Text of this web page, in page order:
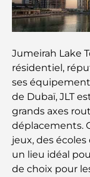
complet
Safari de
une
Les
au service
célèbres
Jumeirah Lake
résidentiel,
ses
de Dubaï, JLT
grands axes
déplacements.
jeux, des
un lieu idéal
de choix pour